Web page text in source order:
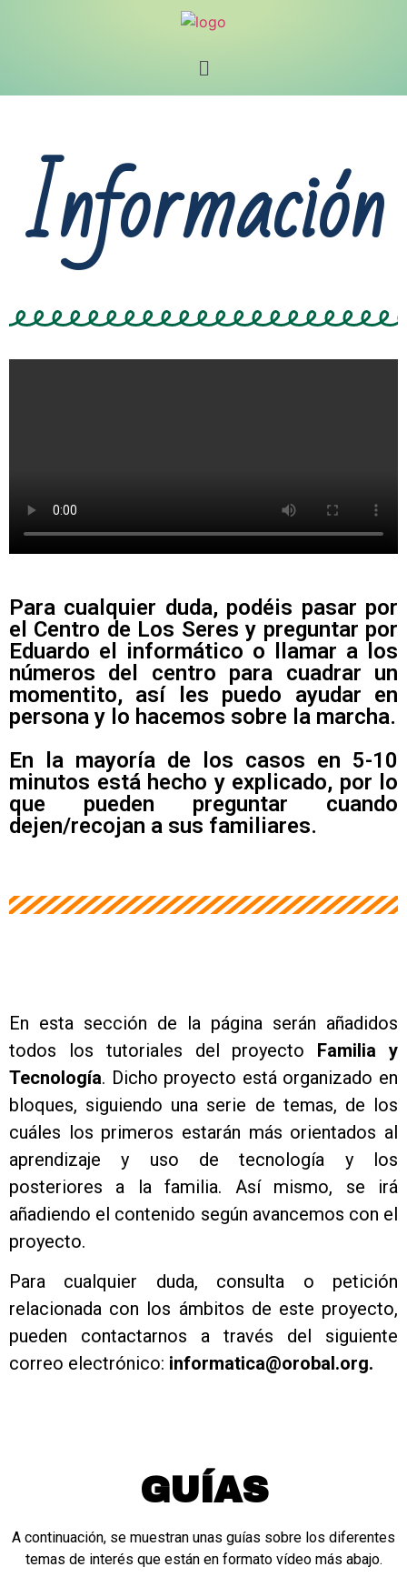
Información
Para cualquier duda, podéis pasar por
el Centro de Los Seres y preguntar por
Eduardo el informático o llamar a los
números del centro para cuadrar un
momentito, así les puedo ayudar en
persona y lo hacemos sobre la marcha.
En la mayoría de los casos en 5-10
minutos está hecho y explicado, por lo
que pueden preguntar cuando
dejen/recojan a sus familiares.
En esta sección de la página serán añadidos
todos los tutoriales del proyecto Familia y
Tecnología. Dicho proyecto está organizado en
bloques, siguiendo una serie de temas, de los
cuáles los primeros estarán más orientados al
aprendizaje y uso de tecnología y los
posteriores a la familia. Así mismo, se irá
añadiendo el contenido según avancemos con el
proyecto.
Para cualquier duda, consulta o petición
relacionada con los ámbitos de este proyecto,
pueden contactarnos a través del siguiente
correo electrónico: informatica@orobal.org.
GUÍAS
A continuación, se muestran unas guías sobre los diferentes
temas de interés que están en formato vídeo más abajo.